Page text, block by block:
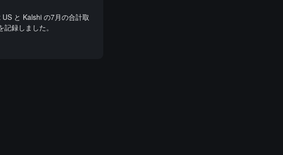
と Kalshi の7月の合計取
録しました。